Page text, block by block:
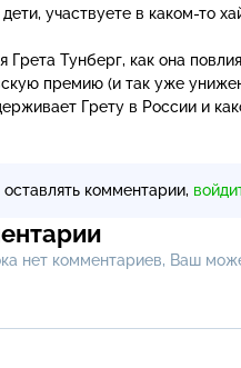
участвуете в каком-то
Грета Тунберг, как она
премию (и так уже
Грету в России и
комментарии,
нет комментариев, Ваш